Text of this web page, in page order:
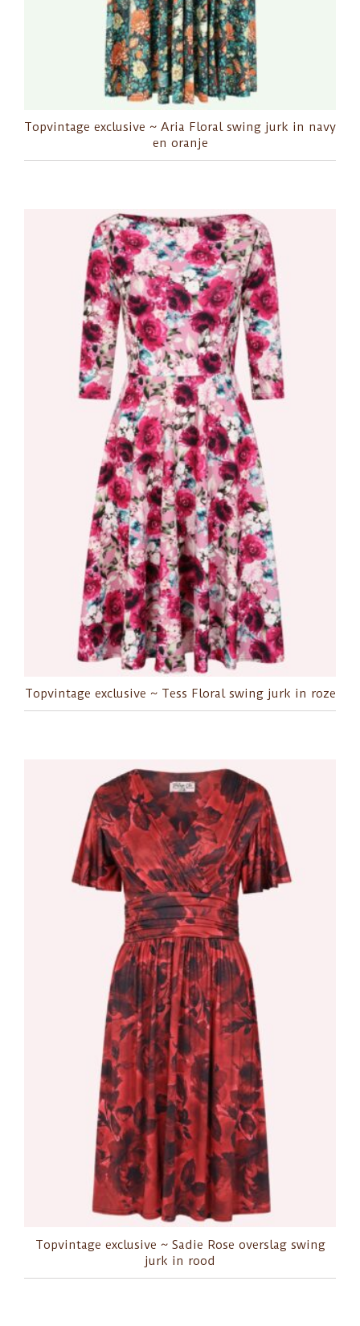
Topvintage exclusive ~ Aria Floral swing jurk in navy
en oranje
Topvintage exclusive ~ Tess Floral swing jurk in roze
Topvintage exclusive ~ Sadie Rose overslag swing
jurk in rood